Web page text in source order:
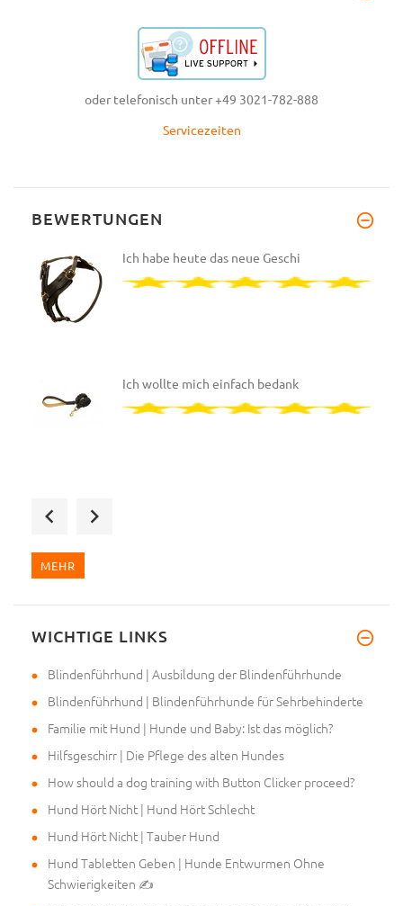
oder telefonisch unter +49 3021-782-888
Servicezeiten
BEWERTUNGEN
Ich habe heute das neue Geschi
Ich wollte mich einfach bedank
Ich wollte mich einfach bedank
MEHR
WICHTIGE LINKS
Blindenführhund | Ausbildung der Blindenführhunde
Blindenführhund | Blindenführhunde für Sehrbehinderte
Familie mit Hund | Hunde und Baby: Ist das möglich?
Hilfsgeschirr | Die Pflege des alten Hundes
How should a dog training with Button Clicker proceed?
Hund Hört Nicht | Hund Hört Schlecht
Hund Hört Nicht | Tauber Hund
Hund Tabletten Geben | Hunde Entwurmen Ohne
Schwierigkeiten ✍